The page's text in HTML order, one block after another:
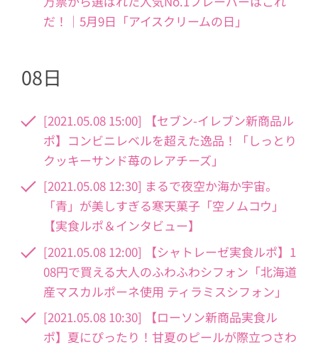
だ！｜5月9日「アイスクリームの日」
08日
[2021.05.08 15:00] 【セブン-イレブン新商品ル
ポ】コンビニレベルを超えた逸品！「しっとり
クッキーサンド苺のレアチーズ」
[2021.05.08 12:30] まるで夜空か海か宇宙。
「青」が美しすぎる寒天菓子「空ノムコウ」
【実食ルポ＆インタビュー】
[2021.05.08 12:00] 【シャトレーゼ実食ルポ】1
08円で買える大人のふわふわシフォン「北海道
産マスカルポーネ使用 ティラミスシフォン」
[2021.05.08 10:30] 【ローソン新商品実食ル
ポ】夏にぴったり！甘夏のピールが際立つさわ